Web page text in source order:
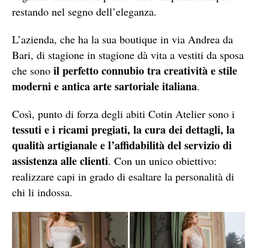
restando nel segno dell’eleganza.
L’azienda, che ha la sua boutique in via Andrea da
Bari, di stagione in stagione dà vita a vestiti da sposa
che sono il perfetto connubio tra creatività e stile
moderni e antica arte sartoriale italiana.
Così, punto di forza degli abiti Cotin Atelier sono i
tessuti e i ricami pregiati, la cura dei dettagli, la
qualità artigianale e l’affidabilità del servizio di
assistenza alle clienti. Con un unico obiettivo:
realizzare capi in grado di esaltare la personalità di
chi li indossa.